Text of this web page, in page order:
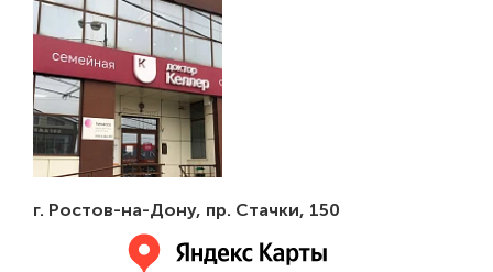
г. Ростов-на-Дону, пр. Стачки, 150